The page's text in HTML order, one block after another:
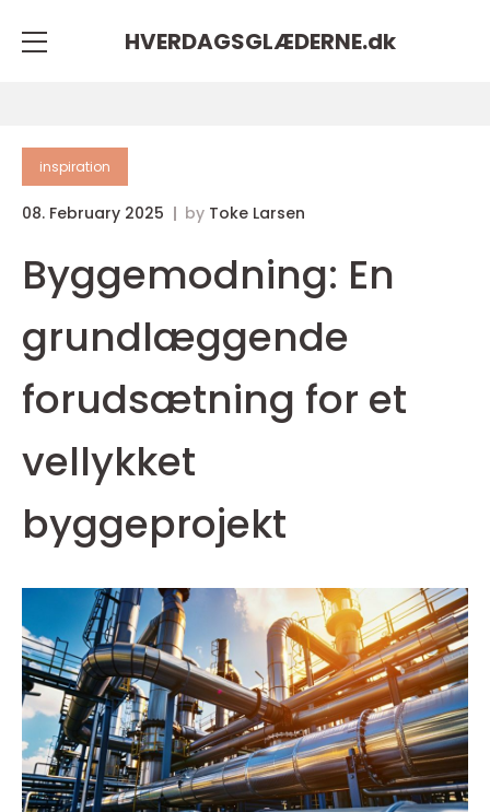
HVERDAGSGLÆDERNE.dk
inspiration
08. February 2025 by Toke Larsen
Byggemodning: En
grundlæggende
forudsætning for et
vellykket
byggeprojekt